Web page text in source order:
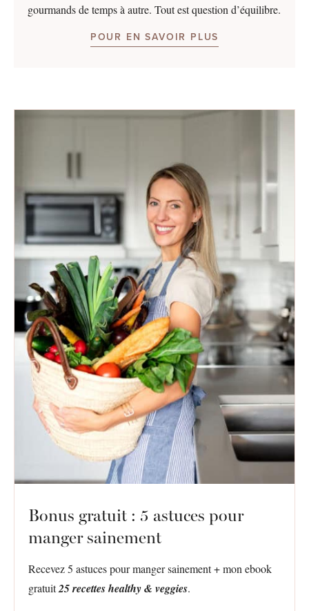
gourmands de temps à autre. Tout est question d’équilibre.
POUR EN SAVOIR PLUS
Bonus gratuit : 5 astuces pour
manger sainement
Recevez 5 astuces pour manger sainement + mon ebook
gratuit25 recettes healthy & veggies.